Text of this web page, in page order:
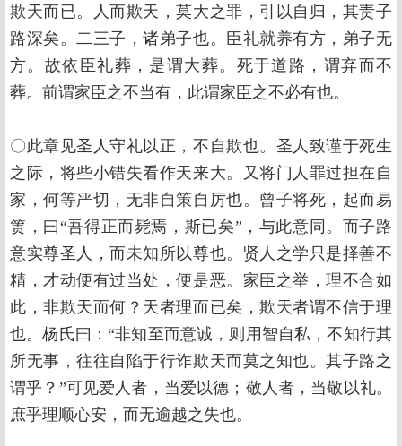
欺天而已。人而欺天，莫大之罪，引以自归，其责子
路深矣。二三子，诸弟子也。臣礼就养有方，弟子无
方。故依臣礼葬，是谓大葬。死于道路，谓弃而不
葬。前谓家臣之不当有，此谓家臣之不必有也。
〇此章见圣人守礼以正，不自欺也。圣人致谨于死生
之际，将些小错失看作天来大。又将门人罪过担在自
家，何等严切，无非自策自厉也。曾子将死，起而易
箦，曰“吾得正而毙焉，斯已矣”，与此意同。而子路
意实尊圣人，而未知所以尊也。贤人之学只是择善不
精，才动便有过当处，便是恶。家臣之举，理不合如
此，非欺天而何？天者理而已矣，欺天者谓不信于理
也。杨氏曰：“非知至而意诚，则用智自私，不知行其
所无事，往往自陷于行诈欺天而莫之知也。其子路之
谓乎？”可见爱人者，当爱以德；敬人者，当敬以礼。
庶乎理顺心安，而无逾越之失也。